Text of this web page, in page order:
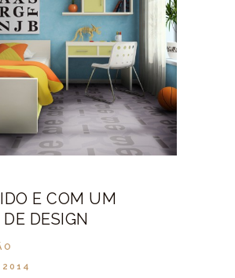
E COM UM
DESIGN